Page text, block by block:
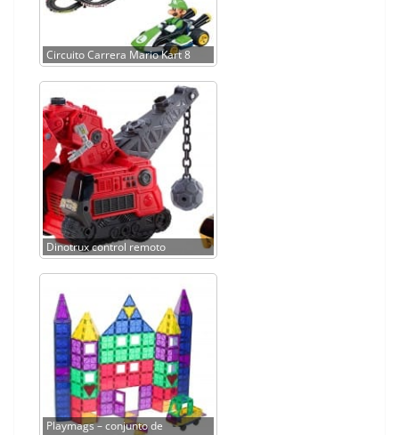
Circuito Carrera Mario Kart 8
Dinotrux control remoto
Playmags – conjunto de